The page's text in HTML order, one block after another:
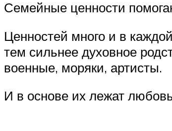
Семейные ценности
Ценностей много и в
тем сильнее духовное
военные, моряки, артисты.
И в основе их лежат